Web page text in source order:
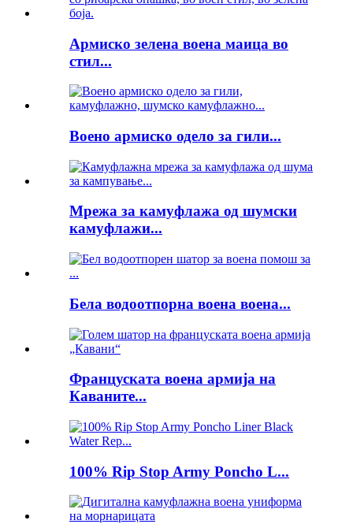
Армиско зелена воена маица во
стил...
Воено армиско одело за гили...
Мрежа за камуфлажа од шумски
камуфлажи...
Бела водоотпорна воена воена...
Француската воена армија на
Каваните...
100% Rip Stop Army Poncho L...